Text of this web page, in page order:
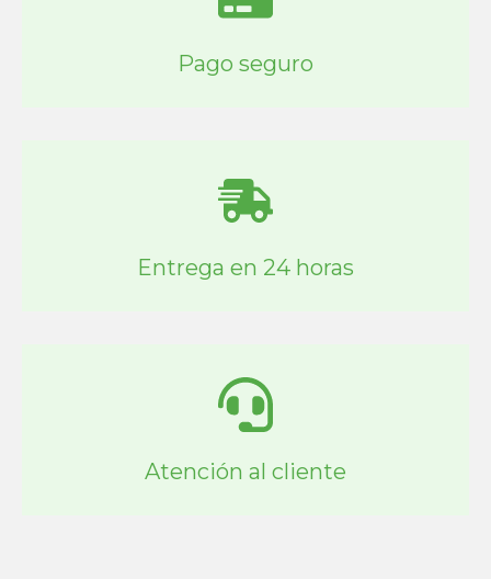
Pago seguro
Entrega en 24 horas
Atención al cliente